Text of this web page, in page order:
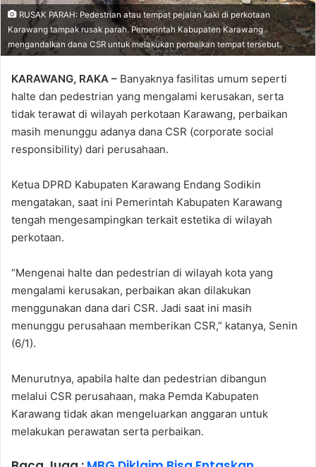
RUSAK PARAH: Pedestrian atau tempat pejalan kaki di perkotaan
Karawang tampak rusak parah. Pemerintah Kabupaten Karawang
mengandalkan dana CSR untuk melakukan perbaikan tempat tersebut.
KARAWANG, RAKA – Banyaknya fasilitas umum seperti
halte dan pedestrian yang mengalami kerusakan, serta
tidak terawat di wilayah perkotaan Karawang, perbaikan
masih menunggu adanya dana CSR (corporate social
responsibility) dari perusahaan.
Ketua DPRD Kabupaten Karawang Endang Sodikin
mengatakan, saat ini Pemerintah Kabupaten Karawang
tengah mengesampingkan terkait estetika di wilayah
perkotaan.
“Mengenai halte dan pedestrian di wilayah kota yang
mengalami kerusakan, perbaikan akan dilakukan
menggunakan dana dari CSR. Jadi saat ini masih
menunggu perusahaan memberikan CSR,” katanya, Senin
(6/1).
Menurutnya, apabila halte dan pedestrian dibangun
melalui CSR perusahaan, maka Pemda Kabupaten
Karawang tidak akan mengeluarkan anggaran untuk
melakukan perawatan serta perbaikan.